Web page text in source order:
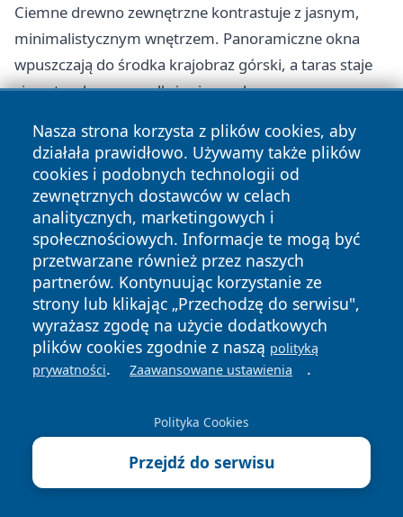
Ciemne drewno zewnętrzne kontrastuje z jasnym,
minimalistycznym wnętrzem. Panoramiczne okna
wpuszczają do środka krajobraz górski, a taras staje
się naturalnym przedłużeniem salonu.
relaks na świeżym powietrzu. To idealne miejsce na
poranną kawę z widokiem na pasmo Beskidu Niskiego
czy wieczorny spacer wśród drzew.
Komfort i udogodnienia
Czarne Domki oferują wszystkie nowoczesne
udogodnienia bez rezygnacji z górskiego klimatu.
Każdy domek ma:
Pełni wyposażony aneks kuchenny
Kominek na drewno
Szybkie WiFi (ale w razie potrzeby można się odłączyć)
Taras z meblami ogrodowymi
Dostęp do szlaków wprost z obiektu
Dlaczego to najlepszy wybór
Nasza strona korzysta z plików cookies, aby
działała prawidłowo. Używamy także plików
cookies i podobnych technologii od
zewnętrznych dostawców w celach
analitycznych, marketingowych i
społecznościowych. Informacje te mogą być
przetwarzane również przez naszych
partnerów. Kontynuując korzystanie ze
strony lub klikając „Przechodzę do serwisu",
wyrażasz zgodę na użycie dodatkowych
plików cookies zgodnie z naszą polityką
prywatności. Zaawansowane ustawienia .
Polityka Cookies
Przejdź do serwisu